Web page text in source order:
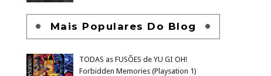
Mais Populares Do Blog
TODAS as FUSÕES de YU GI OH!
Forbidden Memories (Playsation 1)